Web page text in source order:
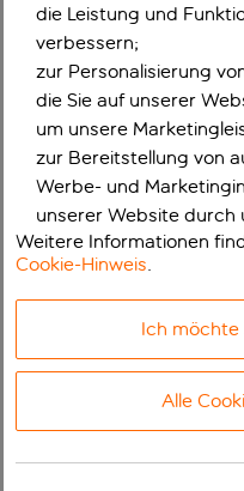
die Leistung und
verbessern;
zur Personalisierung
die Sie auf unserer
um unsere
zur Bereitstellung von
Werbe- und
unserer Website durch
Weitere Informationen
Cookie-Hinweis.
Ich möchte
Alle